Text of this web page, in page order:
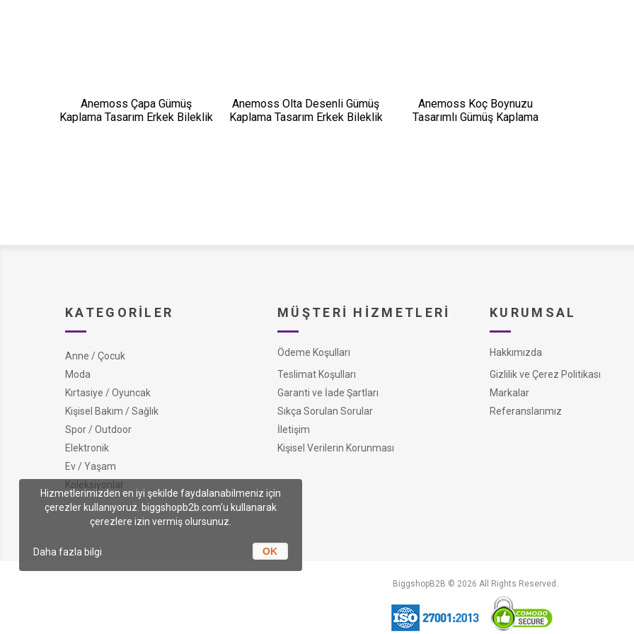
Anemoss Çapa Gümüş
Kaplama Tasarım Erkek Bileklik
Anemoss Olta Desenli Gümüş
Kaplama Tasarım Erkek Bileklik
Anemoss Koç Boynuzu
Tasarımlı Gümüş Kaplama
KATEGORILER
Anne / Çocuk
Moda
Kırtasiye / Oyuncak
Kişisel Bakım / Sağlık
Spor / Outdoor
Elektronik
Ev / Yaşam
Koleksiyonlar
MÜŞTERI HIZMETLERI
Ödeme Koşulları
Teslimat Koşulları
Garanti ve İade Şartları
Sıkça Sorulan Sorular
İletişim
Kişisel Verilerin Korunması
KURUMSAL
Hakkımızda
Gizlilik ve Çerez Politikası
Markalar
Referanslarımız
BiggshopB2B © 2026 All Rights Reserved.
Hizmetlerimizden en iyi şekilde faydalanabilmeniz için
çerezler kullanıyoruz. biggshopb2b.com'u kullanarak
çerezlere izin vermiş olursunuz.
OK
Daha fazla bilgi